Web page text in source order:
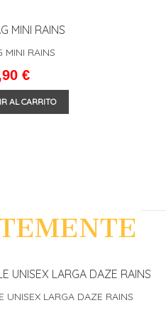
MINI RAINS
€
AL CARRITO
UNISEX LARGA DAZE RAINS